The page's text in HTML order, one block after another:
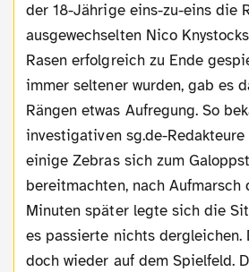
der 18-Jährige eins-zu-eins die
ausgewechselten Nico
Rasen erfolgreich zu Ende
immer seltener wurden, gab es
Rängen etwas Aufregung. So
investigativen sg.de-
einige Zebras sich zum
bereitmachten, nach Aufmarsch
Minuten später legte sich die
es passierte nichts dergleichen.
doch wieder auf dem Spielfeld.